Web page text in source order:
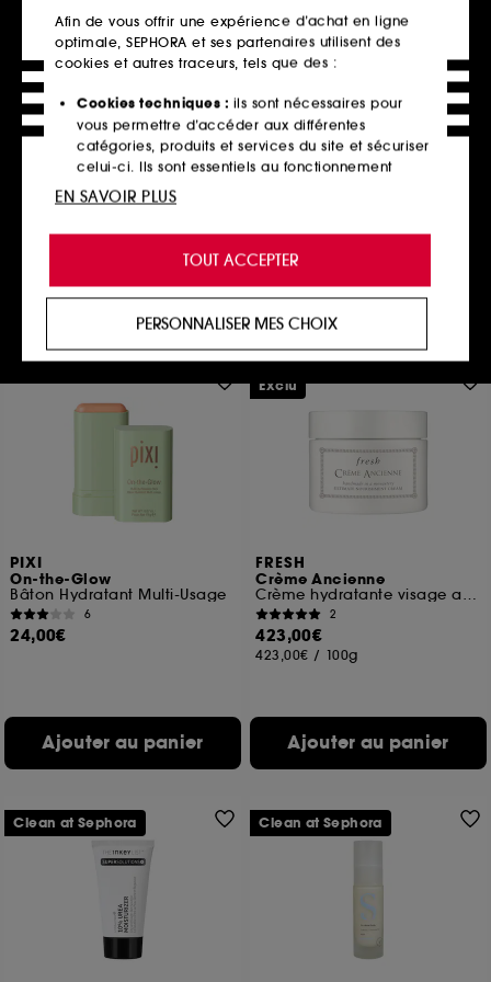
PIXI
Milky Tonic
Lait de Jojoba et Avoine Tonique Apaisant
Format Voyage
33
Ajouter au panier
PIXI
On-the-Glow
Bâton Hydratant Multi-Usage
6
24,00€
Ajouter au panier
FRESH
Crème Ancienne
Crème hydratante visage anti-âge
2
423,00€
423,00€ / 100g
Ajouter au panier
Exclu
Clean at Sephora Clean at Sephora
Afin de vous offrir une expérience d’achat en ligne
optimale, SEPHORA et ses partenaires utilisent des
cookies et autres traceurs, tels que des :
Cookies techniques : ils sont nécessaires pour
vous permettre d’accéder aux différentes
catégories, produits et services du site et sécuriser
celui-ci. Ils sont essentiels au fonctionnement
technique du site et ne peuvent être désactivés.
de vous offrir une expérience enrichie et
personnalisée en vous recommandant des
produits, des services et des contenus qui
proposer des offres promotionnelles adaptées à
votre profil.
Cookies réseaux sociaux et publicité :
utilisés pour vous présenter du contenu susceptible
de vous plaire via des publicités, y compris sur des
sites tiers et sur les réseaux sociaux, sur la base
des pages que vous avez consultées, de votre
navigation, et de l'historique de vos interactions.
permettent de réaliser des statistiques de
fréquentation et de navigation sur notre site afin
d’en améliorer la performance.
Cookies de sécurisation des paiements en ligne :
ils nous permettent de lutter notamment contre les
Cookies fonctionnels :
il s’agit de cookies
permettant l’affichage et/ou la fourniture de
cookies d’authentification qui sont utilisés afin de
vous faire bénéficier de l’authentification
prolongée vous permettant d’accéder à votre
sans saisir à nouveau votre identifiant et mot de
passe.
TOUT ACCEPTER
PERSONNALISER MES CHOIX
EN SAVOIR PLUS